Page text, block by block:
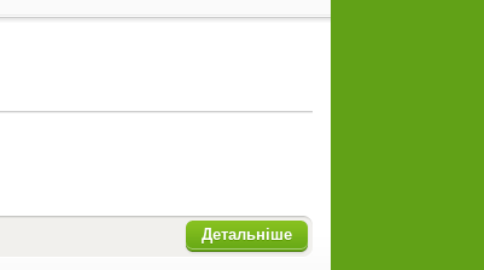
Детальніше